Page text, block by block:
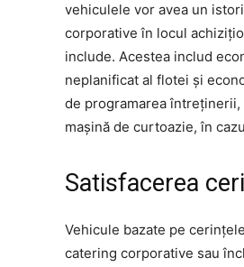
vehiculele vor avea un
corporative în locul
include. Acestea includ
neplanificat al flotei și
de programarea
mașină de curtoazie, în
Satisfacerea
Vehicule bazate pe
catering corporative sau